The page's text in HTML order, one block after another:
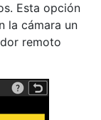
Esta opción
la cámara un
remoto